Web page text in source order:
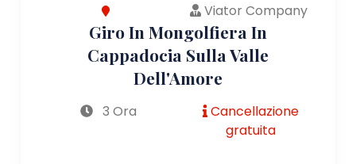
Viator Company
Giro In Mongolfiera In
Cappadocia Sulla Valle
Dell'Amore
3 Ora
Cancellazione
gratuita